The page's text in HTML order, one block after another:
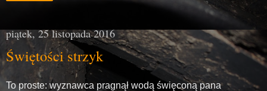
piątek, 25 listopada 2016
Świętości strzyk
To proste: wyznawca pragnął wodą święconą pana